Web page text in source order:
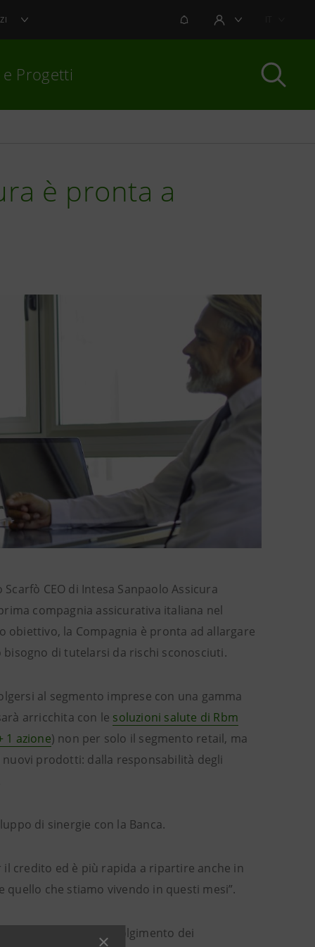
NOTIFICHEAREA UTENTE
e Progetti
è pronta a
Scarfò CEO di Intesa Sanpaolo Assicura
compagnia assicurativa italiana nel
obiettivo, la Compagnia è pronta ad allargare
bisogno di tutelarsi da rischi sconosciuti.
al segmento imprese con una gamma
arricchita con le soluzioni salute di Rbm
1 azione) non per solo il segmento retail, ma
prodotti: dalla responsabilità degli
di sinergie con la Banca.
il credito ed è più rapida a ripartire anche in
che stiamo vivendo in questi mesi”.
e aumentare il coinvolgimento dei